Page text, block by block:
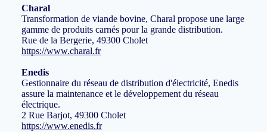
Charal
Transformation de viande bovine, Charal propose une large
gamme de produits carnés pour la grande distribution.
Rue de la Bergerie, 49300 Cholet
https://www.charal.fr
Enedis
Gestionnaire du réseau de distribution d'électricité, Enedis
assure la maintenance et le développement du réseau
électrique.
2 Rue Barjot, 49300 Cholet
https://www.enedis.fr